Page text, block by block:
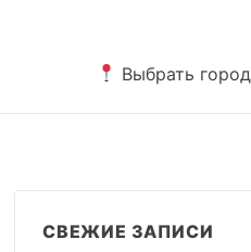
Выбрать город
СВЕЖИЕ ЗАПИСИ